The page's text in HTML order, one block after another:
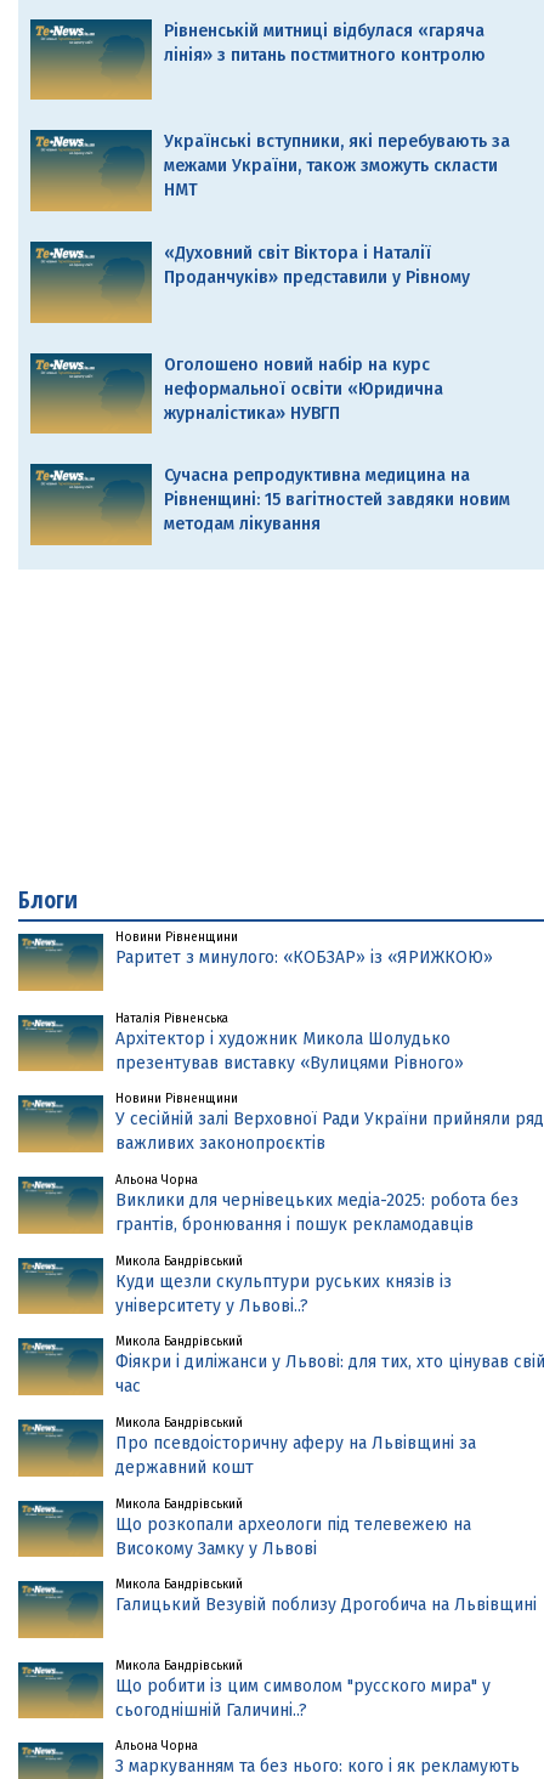
Рівненській митниці відбулася «гаряча
лінія» з питань постмитного контролю
Українські вступники, які перебувають за
межами України, також зможуть скласти
НМТ
«Духовний світ Віктора і Наталії
Проданчуків» представили у Рівному
Оголошено новий набір на курс
неформальної освіти «Юридична
журналістика» НУВГП
Сучасна репродуктивна медицина на
Рівненщині: 15 вагітностей завдяки новим
методам лікування
Блоги
Новини Рівненщини
Раритет з минулого: «КОБЗАР» із «ЯРИЖКОЮ»
Наталія Рівненська
Архітектор і художник Микола Шолудько
презентував виставку «Вулицями Рівного»
Новини Рівненщини
У сесійній залі Верховної Ради України прийняли ряд
важливих законопроєктів
Альона Чорна
Виклики для чернівецьких медіа-2025: робота без
грантів, бронювання і пошук рекламодавців
Микола Бандрівський
Куди щезли скульптури руських князів із
університету у Львові..?
Микола Бандрівський
Фіякри і диліжанси у Львові: для тих, хто цінував свій
час
Микола Бандрівський
Про псевдоісторичну аферу на Львівщині за
державний кошт
Микола Бандрівський
Що розкопали археологи під телевежею на
Високому Замку у Львові
Микола Бандрівський
Галицький Везувій поблизу Дрогобича на Львівщині
Микола Бандрівський
Що робити із цим символом "русского мира" у
сьогоднішній Галичині..?
Альона Чорна
З маркуванням та без нього: кого і як рекламують